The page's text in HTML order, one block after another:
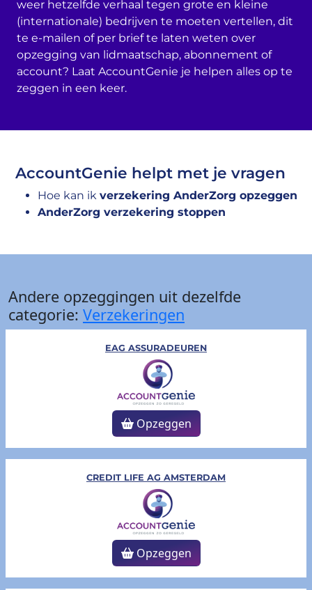
weer hetzelfde verhaal tegen grote en kleine
(internationale) bedrijven te moeten vertellen, dit
te e-mailen of per brief te laten weten over
opzegging van lidmaatschap, abonnement of
account? Laat AccountGenie je helpen alles op te
zeggen in een keer.
AccountGenie helpt met je vragen
Hoe kan ik verzekering AnderZorg opzeggen
AnderZorg verzekering stoppen
Andere opzeggingen uit dezelfde
categorie: Verzekeringen
EAG ASSURADEUREN
Opzeggen
CREDIT LIFE AG AMSTERDAM
Opzeggen